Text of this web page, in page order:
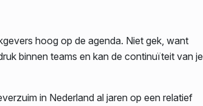
hoog op de agenda. Niet gek, want
binnen teams en kan de continuïteit van je
in Nederland al jaren op een relatief